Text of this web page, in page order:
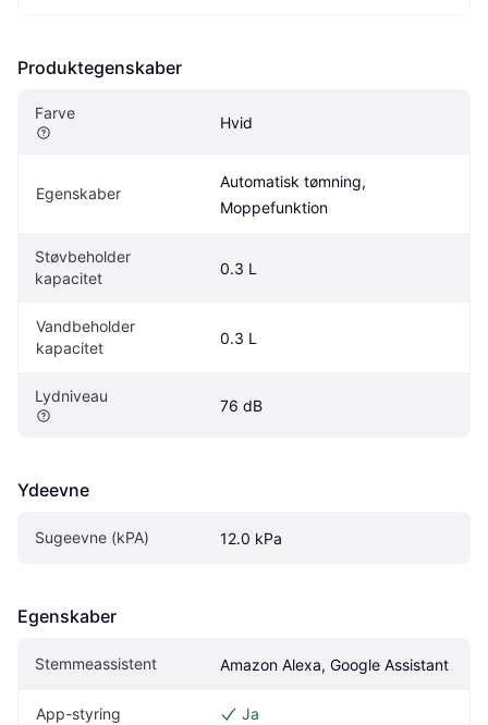
Produktegenskaber
Farve
Hvid
Egenskaber
Automatisk tømning,
Moppefunktion
Støvbeholder
kapacitet
0.3 L
Vandbeholder
kapacitet
0.3 L
Lydniveau
76 dB
Ydeevne
Sugeevne (kPA) 12.0 kPa
Egenskaber
Stemmeassistent Amazon Alexa, Google Assistant
App-styring Ja